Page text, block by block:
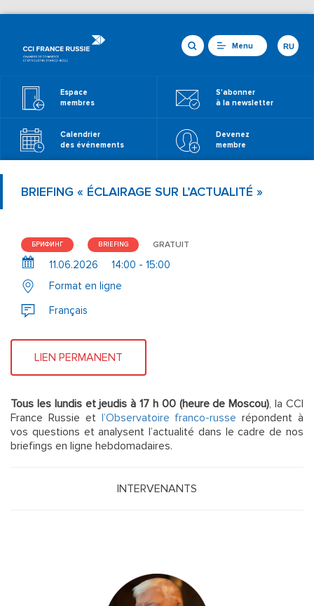
Menu
Espace
membres
S'abonner
à la newsletter
Calendrier
des événements
Devenez
membre
RU
BRIEFING « ÉCLAIRAGE SUR L’ACTUALITÉ »
БРИФИНГ BRIEFING GRATUIT
11.06.2026
14:00 - 15:00
Format en ligne
Français
LIEN PERMANENT
Tous les lundis et jeudis à 17 h 00 (heure de Moscou), la CCI
France Russie et l’Observatoire franco-russe répondent à
vos questions et analysent l’actualité dans le cadre de nos
briefings en ligne hebdomadaires.
INTERVENANTS